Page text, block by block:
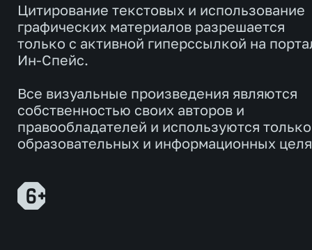
Цитирование текстовых и использование
графических материалов разрешается
только с активной гиперссылкой на
Ин-Спейс.
Все визуальные произведения являются
собственностью своих авторов и
правообладателей и используются
образовательных и информационных